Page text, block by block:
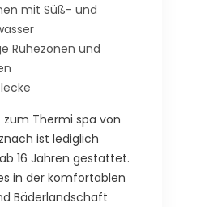
mit Süß- und
Ruhezonen und
Thermi spa von
ist lediglich
16 Jahren gestattet.
in der komfortablen
Bäderlandschaft